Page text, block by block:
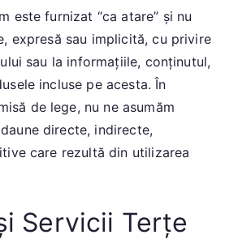
este furnizat “ca atare” și nu
expresă sau implicită, cu privire
sau la informațiile, conținutul,
incluse pe acesta. În
de lege, nu ne asumăm
directe, indirecte,
care rezultă din utilizarea
Servicii Terțe